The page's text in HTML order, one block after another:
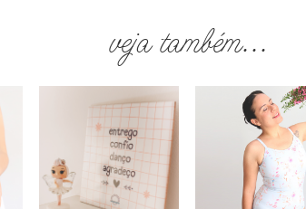
veja também...